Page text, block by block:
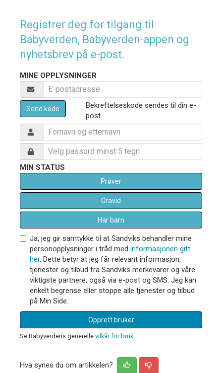
Registrer deg for tilgang til
Babyverden, Babyverden-appen og
nyhetsbrev på e-post.
MINE OPPLYSNINGER
Send kode
Bekreftelseskode sendes til din e-
post.
MIN STATUS
Prøver
Gravid
Har barn
Ja, jeg gir samtykke til at Sandviks behandler mine
personopplysninger i tråd med informasjonen gitt
her. Dette betyr at jeg får relevant informasjon,
tjenester og tilbud fra Sandviks merkevarer og våre
viktigste partnere, også via e-post og SMS. Jeg kan
enkelt begrense eller stoppe alle tjenester og tilbud
på Min Side.
Opprett bruker
Se Babyverdens generelle vilkår for bruk
Hva synes du om artikkelen?